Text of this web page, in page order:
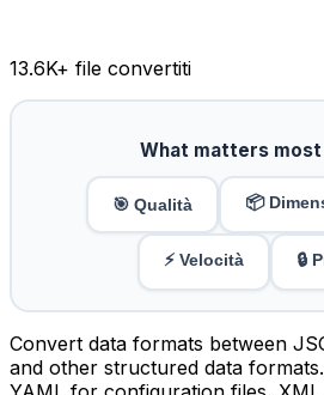
13.6K+ file convertiti
What matters
🎯 Qualità 📦
⚡ Velocità 🔒
Convert data formats between
and other structured data